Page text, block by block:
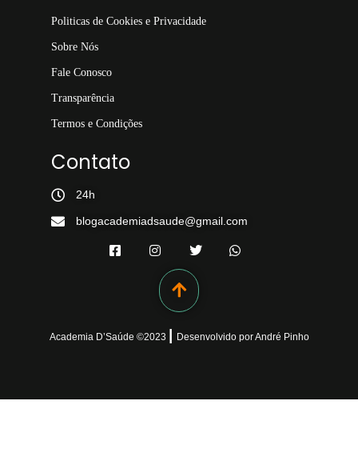
Politicas de Cookies e Privacidade
Sobre Nós
Fale Conosco
Transparência
Termos e Condições
Contato
24h
blogacademiadsaude@gmail.com
Academia D’Saúde ©2023 | DesenvolvidoporAndré Pinho